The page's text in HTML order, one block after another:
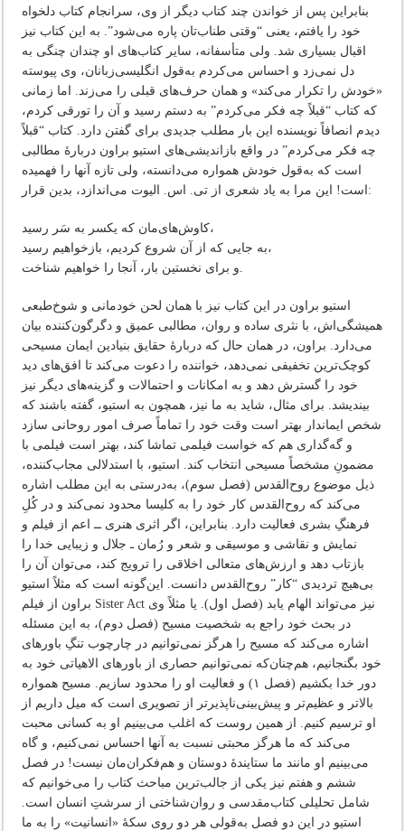
بنابراین پس از خواندن چند کتاب دیگر از وی، سرانجام کتاب دلخواه
خود را یافتم، یعنی “وقتی طنا‌ب‌تان پاره می‌شود”. به این کتاب نیز
اقبال بسیاری شد. ولی متأسفانه، سایر کتاب‌های او چندان چنگی به
دل نمی‌زد و احساس می‌کردم به‌قول انگلیسی‌زبانان، وی پیوسته
«خودش را تکرار می‌کند» و همان حرف‌های قبلی را می‌زند. اما زمانی
که کتاب “قبلاً چه فکر می‌کردم” به دستم رسید و آن را تورقی کردم،
دیدم انصافاً نویسنده این بار مطلب جدیدی برای گفتن دارد. کتاب “قبلاً
چه فکر می‌کردم” در واقع بازاندیشی‌های استیو براون دربارۀ مطالبی
است که به‌قول خودش همواره می‌دانسته، ولی تازه آنها را فهمیده
است! این مرا به یاد شعری از تی. اس. الیوت می‌اندازد، بدین قرار:
کاوش‌های‌مان که یکسر به سَر رسید،
به جایی که از آن شروع کردیم، بازخواهیم رسید،
و برای نخستین بار، آنجا را خواهیم شناخت.
استیو براون در این کتاب نیز با همان لحن خودمانی و شوخ‌طبعی
همیشگی‌اش، با نثری ساده و روان، مطالبی عمیق و دگرگون‌کننده بیان
می‌دارد. براون، در همان حال که دربارۀ حقایق بنیادین ایمان مسیحی
کوچک‌ترین تخفیفی نمی‌دهد، خواننده را دعوت می‌کند تا افق‌های دید
خود را گسترش دهد و به امکانات و احتمالات و گزینه‌های دیگر نیز
بیندیشد. برای مثال، شاید به ما نیز، همچون به استیو، گفته باشند که
شخص ایماندار بهتر است وقت خود را تماماً صرف امور روحانی سازد
و گه‌گداری هم که خواست فیلمی تماشا کند، بهتر است فیلمی با
مضمونِ مشخصاً مسیحی انتخاب کند. استیو، با استدلالی مجاب‌کننده،
ذیل موضوع روح‌القدس (فصل سوم)، به‌درستی به این مطلب اشاره
می‌کند که روح‌القدس کار خود را به کلیسا محدود نمی‌کند و در کُلِ
فرهنگِ بشری فعالیت دارد. بنابراین، اگر اثری هنری ــ اعم از فیلم و
نمایش و نقاشی و موسیقی و شعر و رُمان ـ جلال و زیبایی خدا را
بازتاب دهد و ارزش‌های متعالی اخلاقی را ترویج کند، می‌توان آن را
بی‌هیچ تردیدی “کار” روح‌القدس دانست. این‌گونه است که مثلاً استیو
براون از فیلم Sister Act نیز می‌تواند الهام یابد (فصل اول). یا مثلاً وی
در بحث خود راجع به شخصیت مسیح (فصل دوم)، به این مسئله
اشاره می‌کند که مسیح را هرگز نمی‌توانیم در چارچوب تنگِ‌ باورهای
خود بگنجانیم، هم‌چنان‌که نمی‌توانیم حصاری از باورهای الاهیاتی خود به
دور خدا بکشیم (فصل ۱) و فعالیت او را محدود سازیم. مسیح همواره
بالاتر و عظیم‌تر و پیش‌بینی‌ناپذیرتر از تصویری است که میل داریم از
او ترسیم کنیم. از همین روست که اغلب می‌بینیم او به کسانی محبت
می‌کند که ما هرگز محبتی نسبت به آنها احساس نمی‌کنیم، و گاه
می‌بینیم او مانند ما ستایندۀ دوستان‌ و هم‌فکران‌‌مان نیست! در فصل
ششم و هفتم نیز یکی از جالب‌ترین مباحث کتاب را می‌خوانیم که
شامل تحلیلی کتاب‌مقدسی و روان‌شناختی از سرشتِ انسان است.
استیو در این دو فصل به‌قولی هر دو روی سکۀ «انسانیت» را به ما